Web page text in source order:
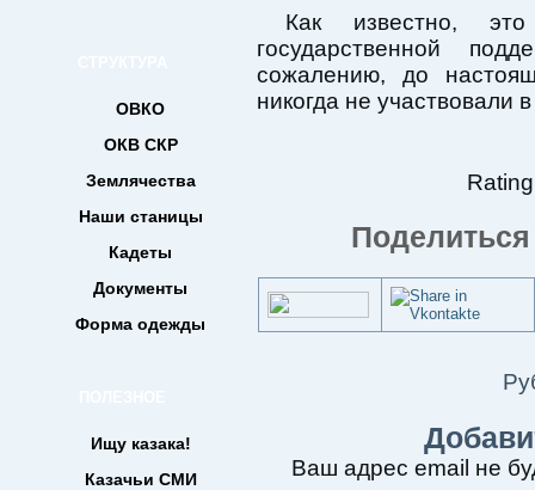
ОВКО
ОКВ СКР
Землячества
Наши станицы
Кадеты
Документы
Форма одежды
Ищу казака!
Казачьи СМИ
Как известно,
государственной
сожалению, до
никогда не участвовали
Ваш адрес email не